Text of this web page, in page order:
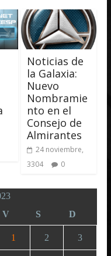
Noticias de
la Galaxia:
Nuevo
Nombramie
nto en el
Consejo de
Almirantes
24 noviembre,
3304
0
V S D
1 2 3